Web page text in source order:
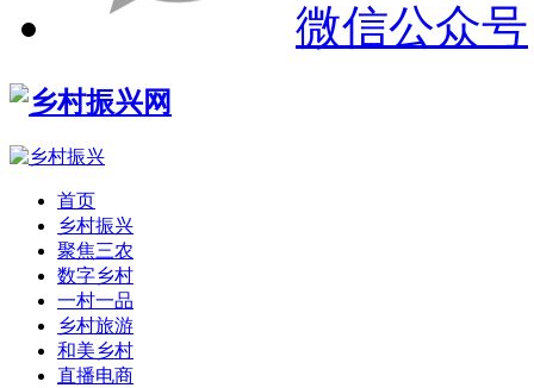
微信公众号
首页
乡村振兴
聚焦三农
数字乡村
一村一品
乡村旅游
和美乡村
直播电商